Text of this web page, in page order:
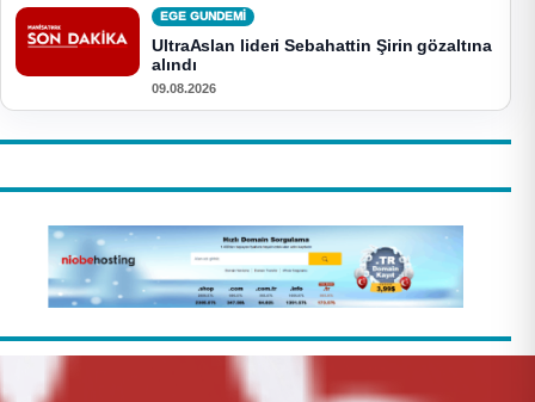
EGE GUNDEMİ
UltraAslan lideri Sebahattin Şirin gözaltına
alındı
09.08.2026